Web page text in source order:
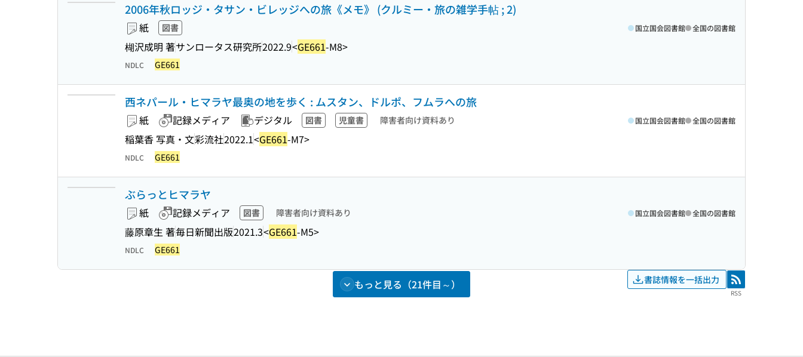
2006年秋ロッジ・タサン・ビレッジへの旅《メモ》 (クルミー・旅の雑学手帖 ; 2)
紙 図書
楜沢成明 著サンロータス研究所2022.9<GE661-M8>
国立国会図書館 全国の図書館
NDLC GE661
西ネパール・ヒマラヤ最奥の地を歩く : ムスタン、ドルポ、フムラへの旅
紙 記録メディア デジタル 図書 児童書 障害者向け資料あり
稲葉香 写真・文彩流社2022.1<GE661-M7>
国立国会図書館 全国の図書館
NDLC GE661
ぶらっとヒマラヤ
紙 記録メディア 図書 障害者向け資料あり
藤原章生 著毎日新聞出版2021.3<GE661-M5>
国立国会図書館 全国の図書館
NDLC GE661
もっと見る（21件目～） 書誌情報を一括出力 RSS
RSS